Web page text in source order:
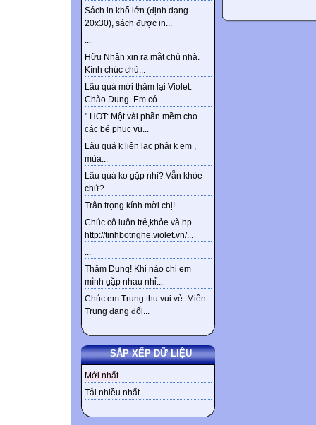
Sách in khổ lớn (định dạng
20x30), sách được in...
...
Hữu Nhân xin ra mắt chủ nhà.
Kính chúc chủ...
Lâu quá mới thăm lại Violet.
Chào Dung. Em có...
" HOT: Một vài phần mềm cho
các bé phục vụ...
Lâu quá k liên lạc phải k em ,
mùa...
Lâu quá ko gặp nhỉ? Vẫn khỏe
chứ? ...
Trân trọng kính mời chị! ...
Chúc cô luôn trẻ,khỏe và hp
http://tinhbotnghe.violet.vn/...
...
Thăm Dung! Khi nào chị em
mình gặp nhau nhỉ...
Chúc em Trung thu vui vẻ. Miền
Trung đang đối...
SẮP XẾP DỮ LIỆU
Mới nhất
Tải nhiều nhất